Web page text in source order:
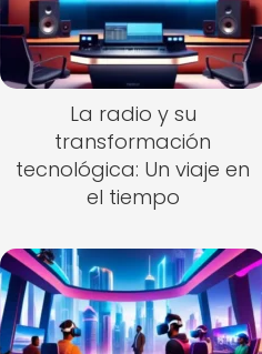
La radio y su
transformación
tecnológica: Un viaje en
el tiempo